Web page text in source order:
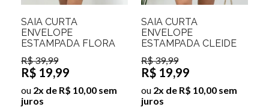
SAIA CURTA
ENVELOPE
ESTAMPADA FLORA
R$ 39,99
R$ 19,99
ou 2x de R$ 10,00 sem
juros
SAIA CURTA
ENVELOPE
ESTAMPADA CLEIDE
R$ 39,99
R$ 19,99
ou 2x de R$ 10,00 sem
juros